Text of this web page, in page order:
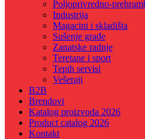
Poljoprivredno-
Industrija
Magacini i skladišta
Sušenje građe
Zanatske radnje
Teretane i sport
Tepih servisi
Vešeraji
B2B
Brendovi
Katalog proizvoda 2026
Product catalog 2026
Kontakt